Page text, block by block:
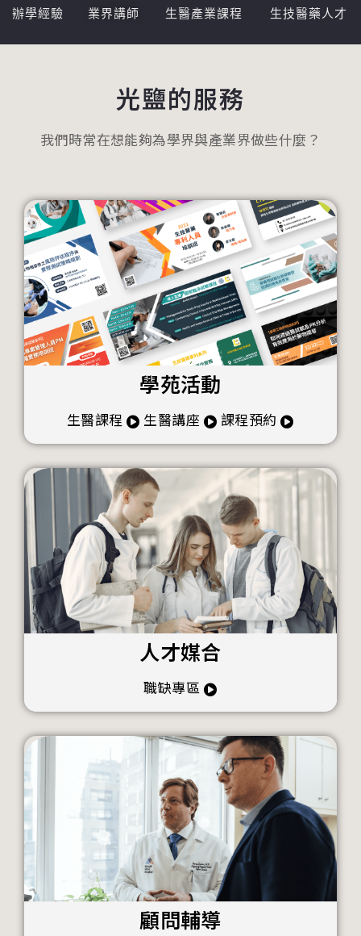
辦學經驗 業界講師 生醫產業課程 生技醫藥人才
光鹽的服務
我們時常在想能夠為學界與產業界做些什麼？
學苑活動
生醫課程 生醫講座 課程預約
人才媒合
職缺專區
顧問輔導